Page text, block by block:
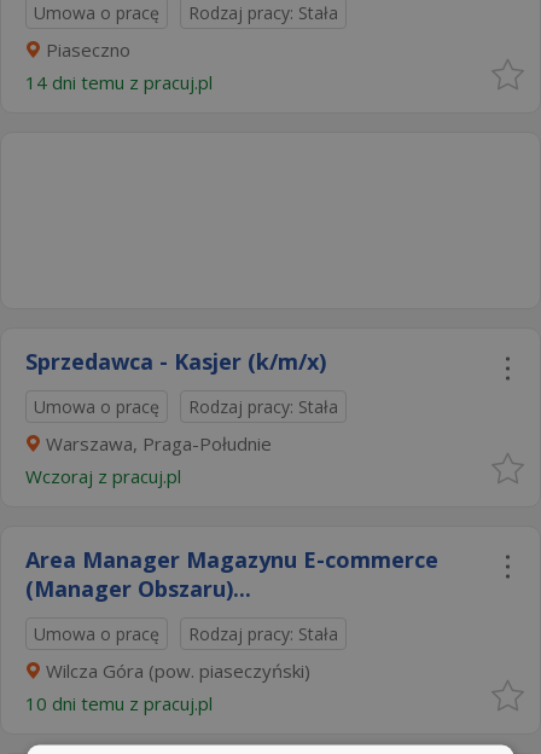
Umowa o pracę Rodzaj pracy: Stała
Piaseczno
14 dni temu z pracuj.pl
Sprzedawca - Kasjer (k/m/x)
Umowa o pracę Rodzaj pracy: Stała
Warszawa, Praga-Południe
Wczoraj z pracuj.pl
Area Manager Magazynu E-commerce
(Manager Obszaru)...
Umowa o pracę Rodzaj pracy: Stała
Wilcza Góra (pow. piaseczyński)
10 dni temu z pracuj.pl